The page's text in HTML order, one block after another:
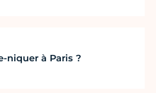
niquer à Paris ?